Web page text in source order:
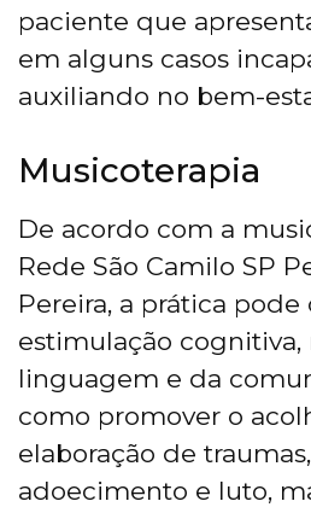
paciente que
em alguns casos
auxiliando no bem-
Musicoterapia
De acordo com a
Rede São Camilo SP
Pereira, a prática
estimulação cognitiva,
linguagem e da
como promover o
elaboração de
adoecimento e luto,